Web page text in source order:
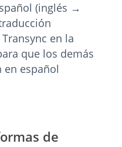
(inglés →
en la
que los demás
en español
de